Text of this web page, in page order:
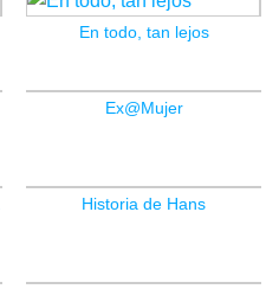
En todo, tan lejos
Ex@Mujer
Historia de Hans